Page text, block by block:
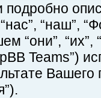
“наш”,
“они”, “их”,
Teams”)